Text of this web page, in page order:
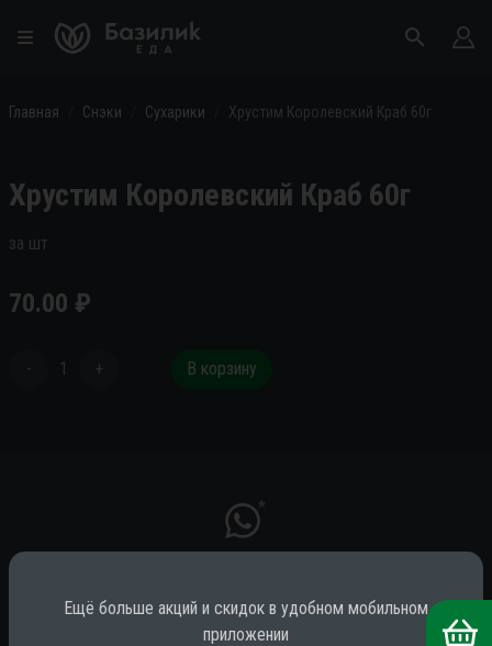
Главная Снэки Сухарики Хрустим Королевский Краб 60г
Хрустим Королевский Краб 60г
за шт
70.00 ₽
- 1 + В корзину
*
* принадлежит компании Meta (признана экстремистской на территории
РФ)
Ещё больше акций и скидок в удобном мобильном
приложении